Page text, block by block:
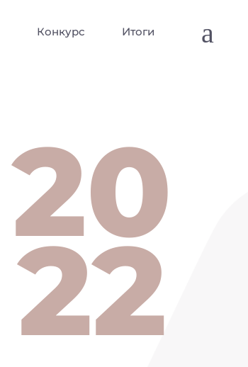
a
Итоги
Конкурс
20
22